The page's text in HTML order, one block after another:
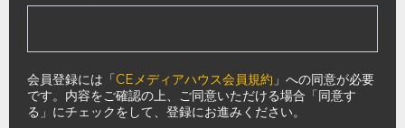
会員登録には「CEメディアハウス会員規約 」への同意が必要
です。内容をご確認の上、ご同意いただける場合「同意す
る」にチェックをして、登録にお進みください。